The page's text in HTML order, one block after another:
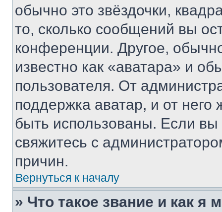
обычно это звёздочки,
то, сколько сообщений вы
конференции. Другое,
известно как «аватара» и
пользователя. От
поддержка аватар, и от него
быть использованы. Если
свяжитесь с
причин.
Вернуться к началу
» Что такое звание и как я